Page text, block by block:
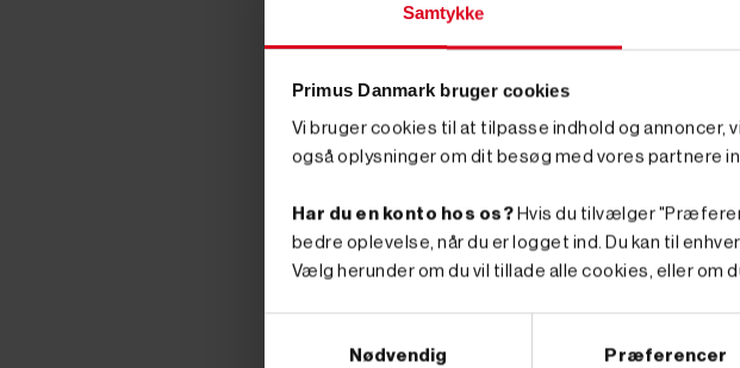
Samtykke
Primus Danmark bruger cookies
Vi bruger cookies til at tilpasse indhold og
også oplysninger om dit besøg med vores partnere
Har du en konto hos os? Hvis du tilvælger
bedre oplevelse, når du er logget ind. Du kan til
Vælg herunder om du vil tillade alle cookies, eller om
Nødvendig Præferencer